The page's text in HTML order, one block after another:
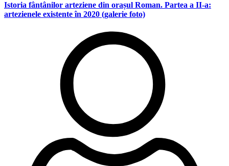
Istoria fântânilor arteziene din orașul Roman. Partea a II-a:
artezienele existente în 2020 (galerie foto)